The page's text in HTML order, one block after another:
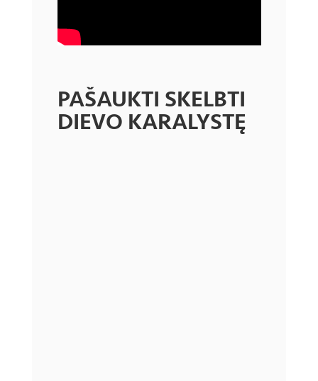
PAŠAUKTI SKELBTI
DIEVO KARALYSTĘ